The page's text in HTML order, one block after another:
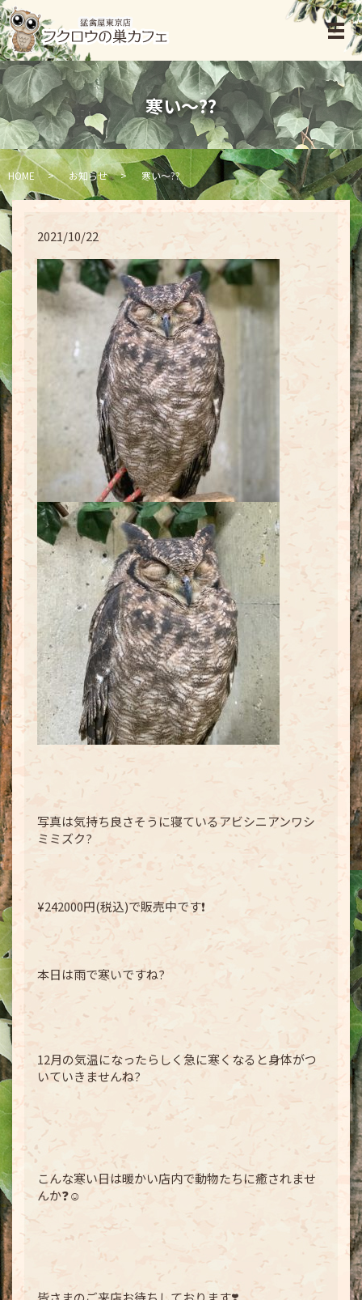
寒い〜??
HOME お知らせ 寒い〜??
2021/10/22
写真は気持ち良さそうに寝ているアビシニアンワシ
ミミズク?
¥242000円(税込)で販売中です❗️
本日は雨で寒いですね?
12月の気温になったらしく急に寒くなると身体がつ
いていきませんね?
こんな寒い日は暖かい店内で動物たちに癒されませ
んか❓☺️